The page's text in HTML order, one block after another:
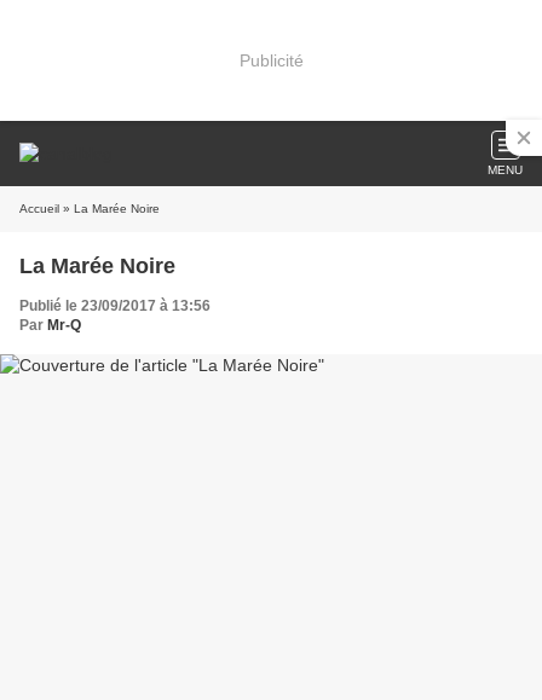
Publicité
MENU
Accueil » La Marée Noire
La Marée Noire
Publié le 23/09/2017 à 13:56
Par Mr-Q